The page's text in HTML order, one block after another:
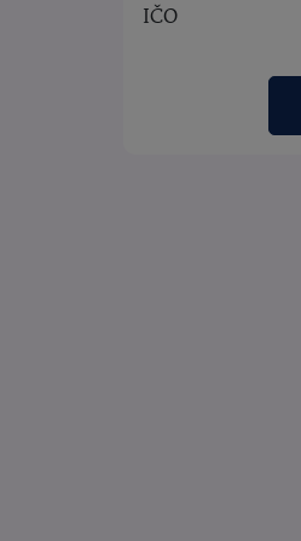
IČO